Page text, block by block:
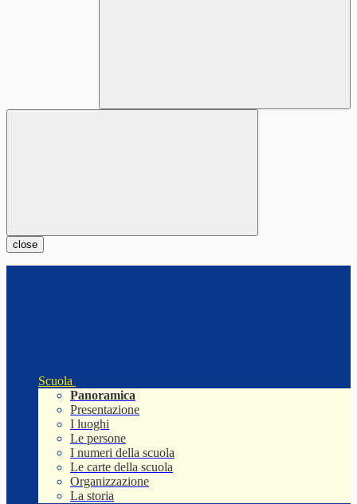
close
Scuola
Panoramica
Presentazione
I luoghi
Le persone
I numeri della scuola
Le carte della scuola
Organizzazione
La storia